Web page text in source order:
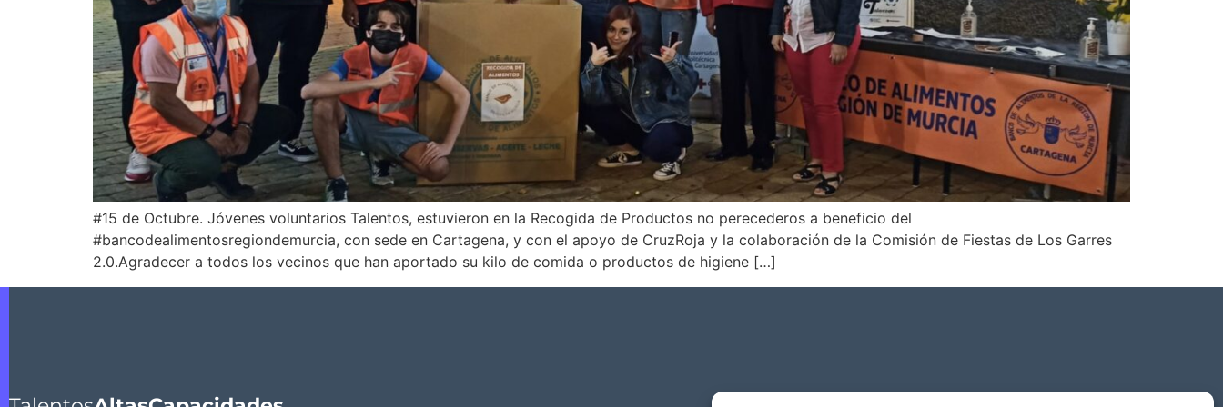
#15 de Octubre. Jóvenes voluntarios Talentos, estuvieron en la Recogida de Productos no perecederos a beneficio del
#bancodealimentosregiondemurcia, con sede en Cartagena, y con el apoyo de CruzRoja y la colaboración de la Comisión de Fiestas de Los Garres
2.0.Agradecer a todos los vecinos que han aportado su kilo de comida o productos de higiene […]